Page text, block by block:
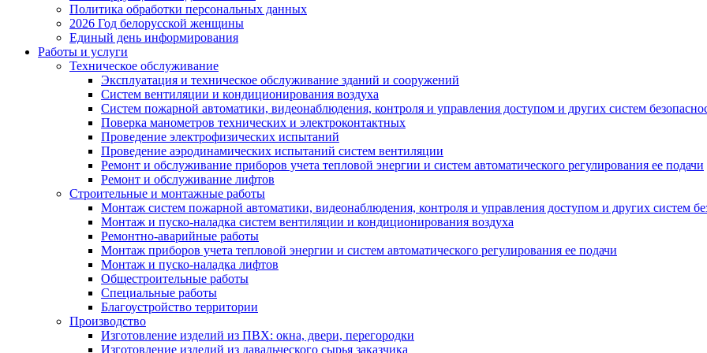
Политика обработки персональных данных
2026 Год белорусской женщины
Единый день информирования
Работы и услуги
Техническое обслуживание
Эксплуатация и техническое обслуживание зданий и сооружений
Систем вентиляции и кондиционирования воздуха
Систем пожарной автоматики, видеонаблюдения, контроля и управления доступом и других систем
Поверка манометров технических и электроконтактных
Проведение электрофизических испытаний
Проведение аэродинамических испытаний систем вентиляции
Ремонт и обслуживание приборов учета тепловой энергии и систем автоматического регулирования ее подачи
Ремонт и обслуживание лифтов
Строительные и монтажные работы
Монтаж систем пожарной автоматики, видеонаблюдения, контроля и управления доступом и других систем
Монтаж и пуско-наладка систем вентиляции и кондиционирования воздуха
Ремонтно-аварийные работы
Монтаж приборов учета тепловой энергии и систем автоматического регулирования ее подачи
Монтаж и пуско-наладка лифтов
Общестроительные работы
Специальные работы
Благоустройство территории
Производство
Изготовление изделий из ПВХ: окна, двери, перегородки
Изготовление изделий из давальческого сырья заказчика